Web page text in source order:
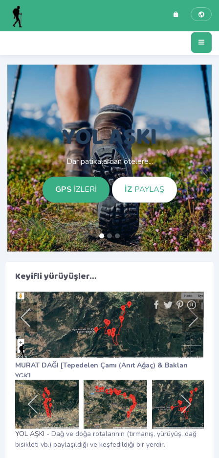
YOL AŞKI
Dar patikalardan ötelere...
GPS İZLERİ İZ PAYLAŞ
Keyifli yürüyüşler…
SALDA GÖLÜ [YB Kamp Alanı - Anten - Kayak Merkezi]
YOL AŞKI - Dağ ve doğa rotalarının (tırmanış, yürüyüş, dağ
bisikleti vb.) paylaşıldığı ve keşfedildiği bir yerdir.